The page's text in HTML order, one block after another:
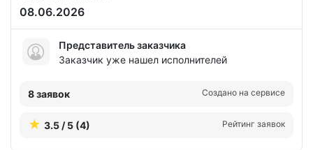
08.06.2026
Представитель заказчика
Заказчик уже нашел исполнителей
8 заявок Создано на сервисе
3.5 / 5 (4) Рейтинг заявок